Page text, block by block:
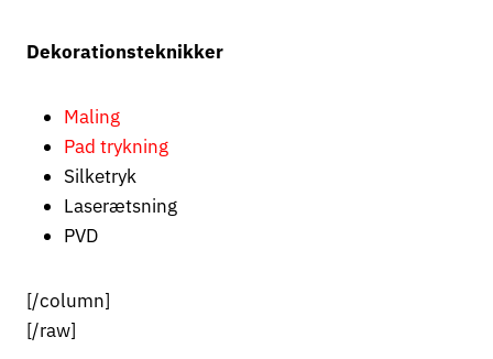
Dekorationsteknikker
Maling
Pad trykning
Silketryk
Laserætsning
PVD
[/column]
[/raw]